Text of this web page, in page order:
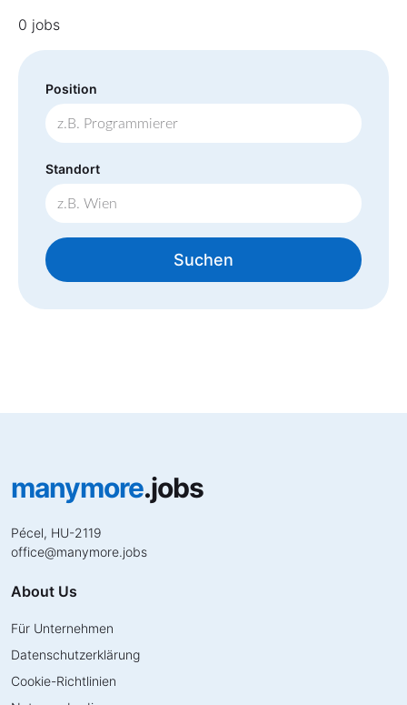
0 jobs
Position
Standort
Suchen
manymore.jobs
Pécel, HU-2119
office@manymore.jobs
About Us
Für Unternehmen
Datenschutzerklärung
Cookie-Richtlinien